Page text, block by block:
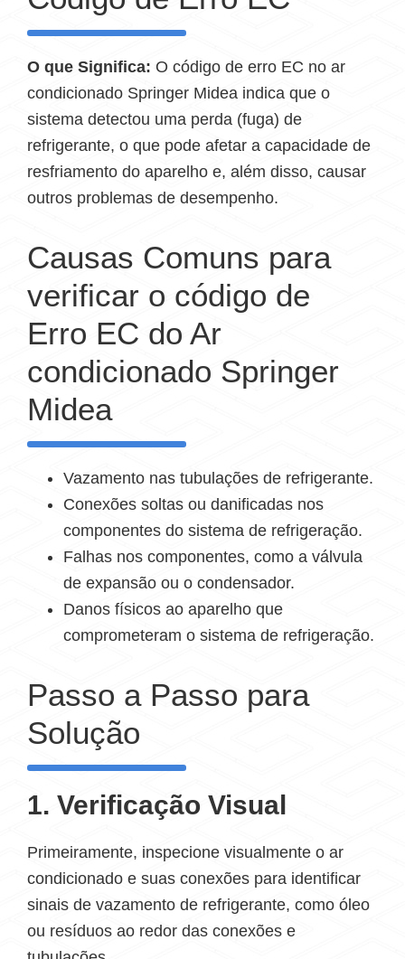
O que Significa: O código de erro EC no ar
condicionado Springer Midea indica que o
sistema detectou uma perda (fuga) de
refrigerante, o que pode afetar a capacidade de
resfriamento do aparelho e, além disso, causar
outros problemas de desempenho.
Causas Comuns para
verificar o código de
Erro EC do Ar
condicionado Springer
Midea
Vazamento nas tubulações de refrigerante.
Conexões soltas ou danificadas nos
componentes do sistema de refrigeração.
Falhas nos componentes, como a válvula
de expansão ou o condensador.
Danos físicos ao aparelho que
comprometeram o sistema de refrigeração.
Passo a Passo para
Solução
1. Verificação Visual
Primeiramente, inspecione visualmente o ar
condicionado e suas conexões para identificar
sinais de vazamento de refrigerante, como óleo
ou resíduos ao redor das conexões e